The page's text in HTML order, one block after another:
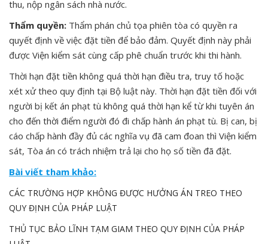
thu, nộp ngân sách nhà nước.
Thẩm quyền: Thẩm phán chủ tọa phiên tòa có quyền ra
quyết định về việc đặt tiền để bảo đảm. Quyết định này phải
được Viện kiểm sát cùng cấp phê chuẩn trước khi thi hành.
Thời hạn đặt tiền không quá thời hạn điều tra, truy tố hoặc
xét xử theo quy định tại Bộ luật này. Thời hạn đặt tiền đối với
người bị kết án phạt tù không quá thời hạn kể từ khi tuyên án
cho đến thời điểm người đó đi chấp hành án phạt tù. Bị can, bị
cáo chấp hành đầy đủ các nghĩa vụ đã cam đoan thì Viện kiểm
sát, Tòa án có trách nhiệm trả lại cho họ số tiền đã đặt.
Bài viết tham khảo:
CÁC TRƯỜNG HỢP KHÔNG ĐƯỢC HƯỞNG ÁN TREO THEO
QUY ĐỊNH CỦA PHÁP LUẬT
THỦ TỤC BẢO LĨNH TẠM GIAM THEO QUY ĐỊNH CỦA PHÁP